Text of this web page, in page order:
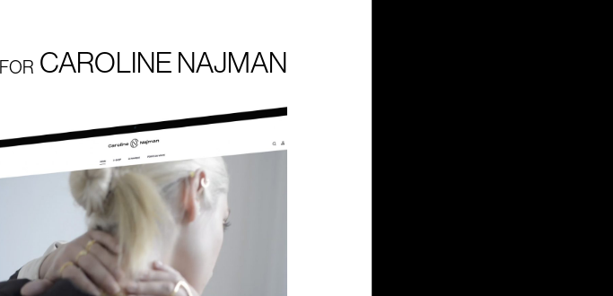
FOR CAROLINE NAJMAN